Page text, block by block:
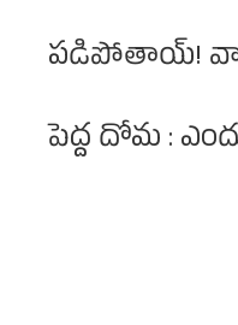
పడిపోతాయ్!
పెద్ద దోమ :